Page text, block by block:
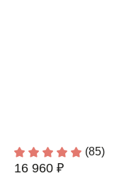
(85)
16 960 ₽